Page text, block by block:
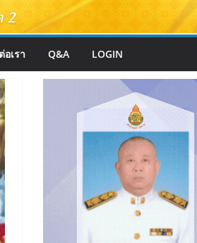
อเรา Q&A LOGIN